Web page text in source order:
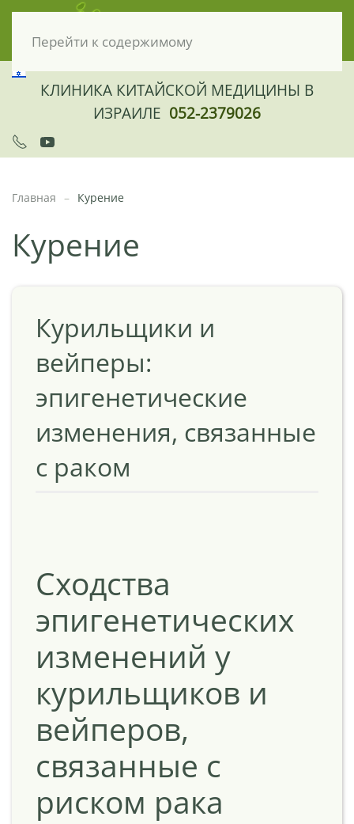
Перейти к содержимому
КЛИНИКА КИТАЙСКОЙ МЕДИЦИНЫ В
ИЗРАИЛЕ 052-2379026
Главная Курение
Курение
Курильщики и
вейперы:
эпигенетические
изменения, связанные
с раком
Сходства
эпигенетических
изменений у
курильщиков и
вейперов,
связанные с
риском рака